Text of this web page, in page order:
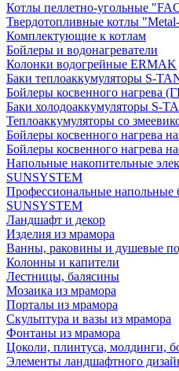
Котлы пеллетно-угольные
Твердотопливные котлы
Комплектующие к котлам
Бойлеры и водонагреватели
Колонки водогрейные ERMAK
Баки теплоаккумуляторы S-
Бойлеры косвенного нагрева
Баки холодоаккумуляторы S-
Теплоаккумуляторы со
Бойлеры косвенного нагрева
Бойлеры косвенного нагрева
Напольные накопительные
SUNSYSTEM
Профессиональные напольные
SUNSYSTEM
Ландшафт и декор
Изделия из мрамора
Ванны, раковины и душевые
Колонны и капители
Лестницы, балясины
Мозаика из мрамора
Порталы из мрамора
Скульптура и вазы из мрамора
Фонтаны из мрамора
Цоколи, плинтуса, молдинги,
Элементы ландшафтного